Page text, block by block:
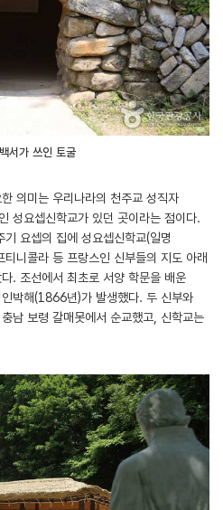
서가 쓰인 토굴
의미는 우리나라의 천주교 성직자
성요셉신학교가 있던 곳이라는 점이다.
요셉의 집에 성요셉신학교(일명
니콜라 등 프랑스인 신부들의 지도 아래
. 조선에서 최초로 서양 학문을 배운
박해(1866년)가 발생했다. 두 신부와
남 보령 갈매못에서 순교했고, 신학교는